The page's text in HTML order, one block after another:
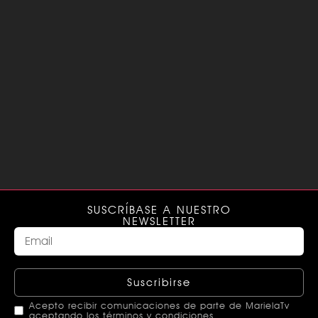
SUSCRÍBASE A NUESTRO
NEWSLETTER
Suscribirse
Acepto recibir comunicaciones de parte de MarielaTv
aceptando los términos y condiciones